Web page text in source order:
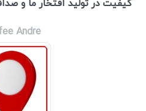
كيفيت در توليد افتخار ما و
Andre